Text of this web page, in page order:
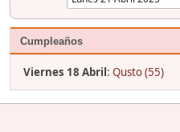
Cumpleaños
Viernes 18 Abril: Qusto (55)